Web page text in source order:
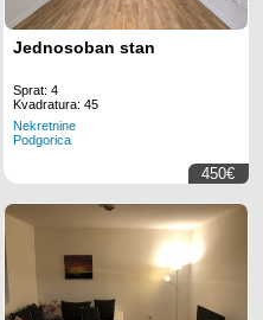
Jednosoban stan
Sprat: 4
Kvadratura: 45
Nekretnine
Podgorica
450€